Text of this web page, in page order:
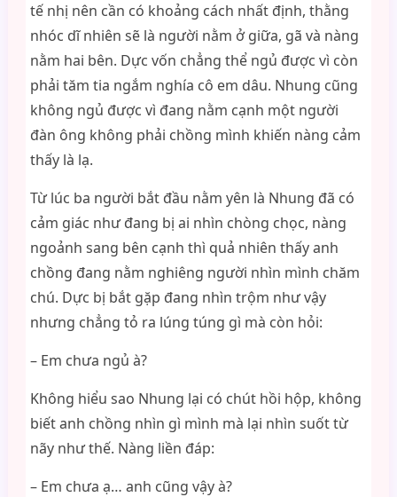
tế nhị nên cần có khoảng cách nhất định, thằng
nhóc dĩ nhiên sẽ là người nằm ở giữa, gã và nàng
nằm hai bên. Dực vốn chẳng thể ngủ được vì còn
phải tăm tia ngắm nghía cô em dâu. Nhung cũng
không ngủ được vì đang nằm cạnh một người
đàn ông không phải chồng mình khiến nàng cảm
thấy là lạ.
Từ lúc ba người bắt đầu nằm yên là Nhung đã có
cảm giác như đang bị ai nhìn chòng chọc, nàng
ngoảnh sang bên cạnh thì quả nhiên thấy anh
chồng đang nằm nghiêng người nhìn mình chăm
chú. Dực bị bắt gặp đang nhìn trộm như vậy
nhưng chẳng tỏ ra lúng túng gì mà còn hỏi:
– Em chưa ngủ à?
Không hiểu sao Nhung lại có chút hồi hộp, không
biết anh chồng nhìn gì mình mà lại nhìn suốt từ
nãy như thế. Nàng liền đáp:
– Em chưa ạ… anh cũng vậy à?